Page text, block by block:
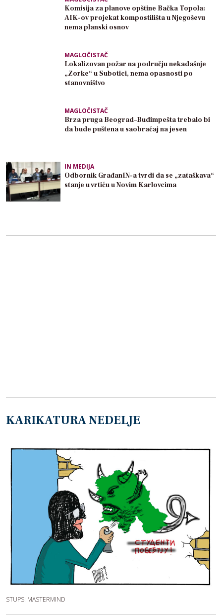
Komisija za planove opštine Bačka Topola:
AIK-ov projekat kompostilišta u Njegoševu
nema planski osnov
MAGLOČISTAČ
Lokalizovan požar na području nekadašnje
„Zorke“ u Subotici, nema opasnosti po
stanovništvo
MAGLOČISTAČ
Brza pruga Beograd–Budimpešta trebalo bi
da bude puštena u saobraćaj na jesen
IN MEDIJA
Odbornik GrađanIN-a tvrdi da se „zataškava“
stanje u vrtiću u Novim Karlovcima
KARIKATURA NEDELJE
STUPS: MASTERMIND